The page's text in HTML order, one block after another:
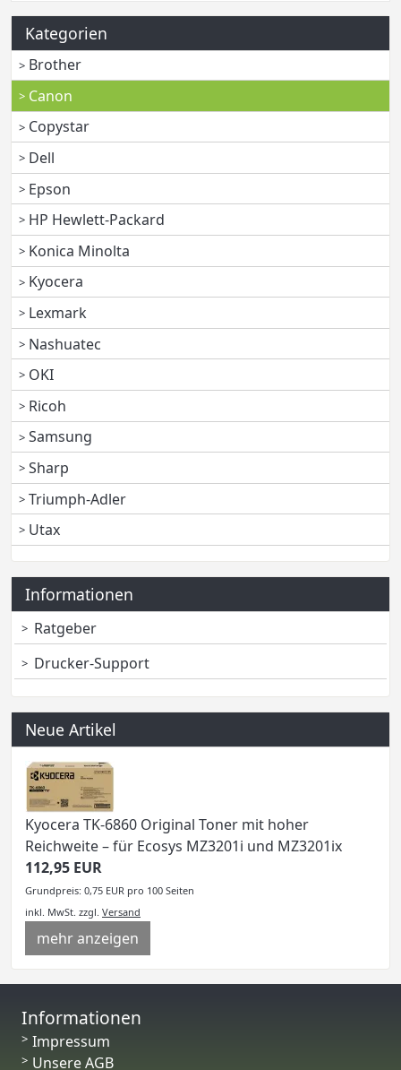
Kategorien
Brother
Canon
Copystar
Dell
Epson
HP Hewlett-Packard
Konica Minolta
Kyocera
Lexmark
Nashuatec
OKI
Ricoh
Samsung
Sharp
Triumph-Adler
Utax
Informationen
Ratgeber
Drucker-Support
Neue Artikel
Kyocera TK-6860 Original Toner mit hoher
Reichweite – für Ecosys MZ3201i und MZ3201ix
112,95 EUR
Grundpreis: 0,75 EUR pro 100 Seiten
inkl. MwSt. zzgl. Versand
mehr anzeigen
Informationen
Impressum
Unsere AGB